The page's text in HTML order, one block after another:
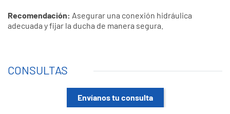
Recomendación: Asegurar una conexión hidráulica
adecuada y fijar la ducha de manera segura.
CONSULTAS
Envíanos tu consulta